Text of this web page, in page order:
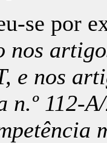
se por
nos
e nos
n.º 112-